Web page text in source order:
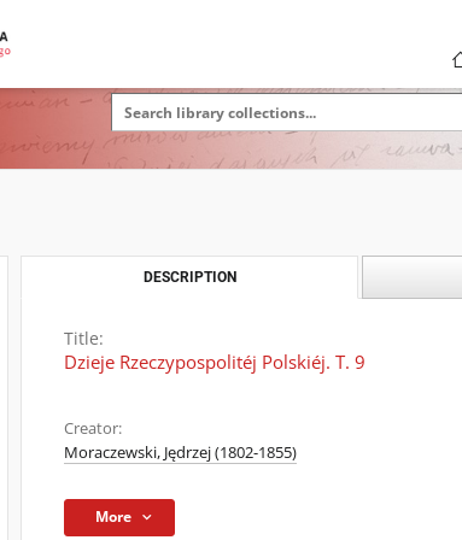
DESCRIPTION
Title:
Dzieje Rzeczypospolitéj Polskiéj. T. 9
Creator:
Moraczewski, Jędrzej (1802-1855)
More